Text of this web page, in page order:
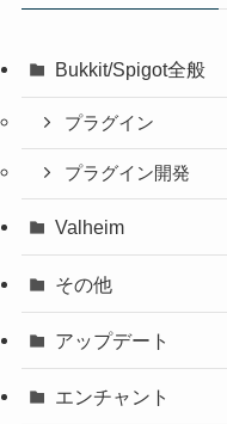
Bukkit/Spigot全般
プラグイン
プラグイン開発
Valheim
その他
アップデート
エンチャント